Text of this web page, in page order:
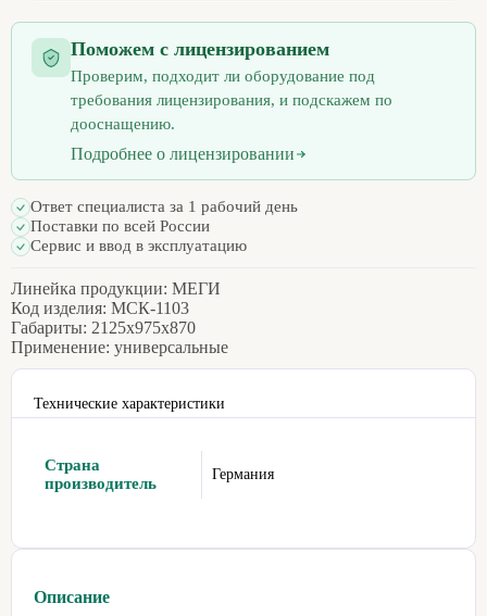
Поможем с лицензированием
Проверим, подходит ли оборудование под
требования лицензирования, и подскажем по
дооснащению.
Подробнее о лицензировании
Ответ специалиста за 1 рабочий день
Поставки по всей России
Сервис и ввод в эксплуатацию
Линейка продукции: МЕГИ
Код изделия: МСК-1103
Габариты: 2125х975х870
Применение: универсальные
Технические характеристики
Страна
производитель
Германия
Описание